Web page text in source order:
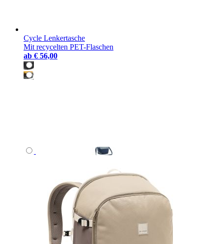
Cycle Lenkertasche
Mit recycelten PET-Flaschen
ab € 56,00